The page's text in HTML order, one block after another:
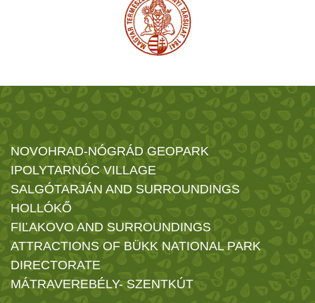
NOVOHRAD-NÓGRÁD GEOPARK
IPOLYTARNÓC VILLAGE
SALGÓTARJÁN AND SURROUNDINGS
HOLLÓKŐ
FIĽAKOVO AND SURROUNDINGS
ATTRACTIONS OF BÜKK NATIONAL PARK
DIRECTORATE
MÁTRAVEREBÉLY- SZENTKÚT